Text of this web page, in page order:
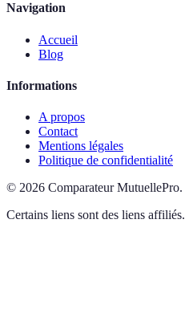
Navigation
Accueil
Blog
Informations
A propos
Contact
Mentions légales
Politique de confidentialité
© 2026 Comparateur MutuellePro.
Certains liens sont des liens affiliés.